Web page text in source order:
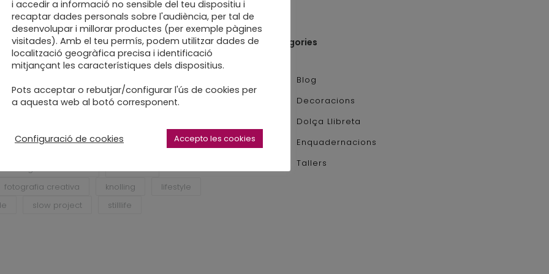
esteu convidades i convidats
fotografia sabadell
fet a mà
fotografia creativa knolling
lifestyle
slow project
stilllife
Categories
Blog
Decoracions
Dolça Llibreta
Enquadernacions
Tallers
i accedir a informació no sensible del teu dispositiu i
recaptar dades personals sobre l'audiència, per tal de
desenvolupar i millorar productes (per exemple pàgines
visitades). Amb el teu permís, podem utilitzar dades de
localització geogràfica precisa i identificació
mitjançant les característiques dels dispositius.
Pots acceptar o rebutjar/configurar l'ús de cookies per
a aquesta web al botó corresponent.
Configuració de cookies Accepto les cookies